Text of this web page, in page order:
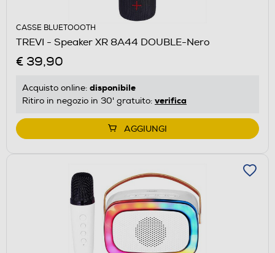
CASSE BLUETOOOTH
TREVI - Speaker XR 8A44 DOUBLE-Nero
€ 39,90
Acquisto online: disponibile
Ritiro in negozio in 30' gratuito: verifica
AGGIUNGI